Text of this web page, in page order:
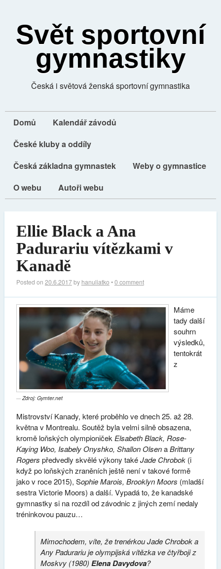
Svět sportovní
gymnastiky
Česká i světová ženská sportovní gymnastika
Domů
Kalendář závodů
České kluby a oddíly
Česká základna gymnastek
Weby o gymnastice
O webu
Autoři webu
Ellie Black a Ana
Padurariu vítězkami v
Kanadě
Posted on 20.6.2017by hanuliatko •0 comment
Zdroj: Gymter.net
Máme
tady další
souhrn
výsledků,
tentokrát
z
Mistrovství Kanady, které proběhlo ve dnech 25. až 28.
května v Montrealu. Soutěž byla velmi silně obsazena,
kromě loňských olympioniček Elsabeth Black, Rose-
Kaying Woo, Isabely Onyshko, Shallon OlsenaBrittany
Rogers předvedly skvělé výkony takéJade Chrobok(i
když po loňských zraněních ještě není v takové formě
jako v roce 2015), Sophie Marois, Brooklyn Moors (mladší
sestra Victorie Moors) a další. Vypadá to, že kanadské
gymnastky si na rozdíl od závodnic z jiných zemí nedaly
tréninkovou pauzu…
Mimochodem, víte, že trenérkou Jade Chrobok a
Any Padurariu je olympijská vítězka ve čtyřboji z
Moskvy (1980) Elena Davydova?